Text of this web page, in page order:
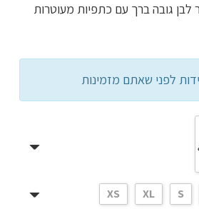
הוא:
גובה ברך עם כתפיות מעוטרות
לפני שאתם מזמינות
S
XL
XS